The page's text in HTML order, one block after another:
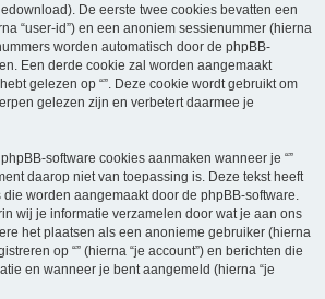
De eerste twee cookies bevatten een
“user-id”) en een anoniem sessienummer (hierna
worden automatisch door de phpBB-
Een derde cookie zal worden aangemaakt
gelezen op “”. Deze cookie wordt gebruikt om
gelezen zijn en verbetert daarmee je
software cookies aanmaken wanneer je “”
daarop niet van toepassing is. Deze tekst heeft
die worden aangemaakt door de phpBB-software.
wij je informatie verzamelen door wat je aan ons
het plaatsen als een anonieme gebruiker (hierna
op “” (hierna “je account”) en berichten die
en wanneer je bent aangemeld (hierna “je